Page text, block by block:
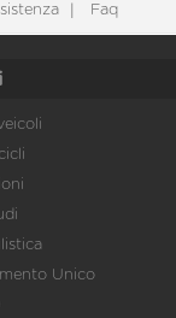
Faq
Unico